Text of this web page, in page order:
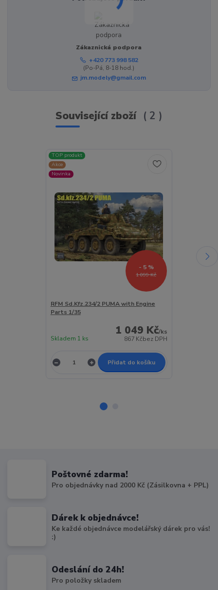
Zákaznická podpora
+420 773 998 582
(Po-Pá, 8-18 hod.)
jm.modely@gmail.com
Související zboží 2
TOP produkt
Akce
Novinka
1 099 Kč
- 5 %
RFM Sd.Kfz.234/2 PUMA with Engine
Parts 1/35
1 049 Kč/ks
867 Kčbez DPH
Skladem 1 ks
Přidat do košíku
Poštovné zdarma!
Pro objednávky nad 2000 Kč (Zásilkovna + PPL)
Dárek k objednávce!
Ke každé objednávce modelářský dárek pro vás!
:)
Odeslání do 24h!
Pro položky skladem